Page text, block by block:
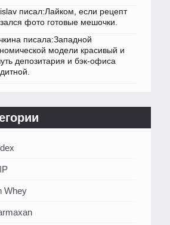
писал:Лайком, если рецепт
фото готовые мешочки.
писала:Западной
модели красивый и
депозитария и бэк-офиса
Whey